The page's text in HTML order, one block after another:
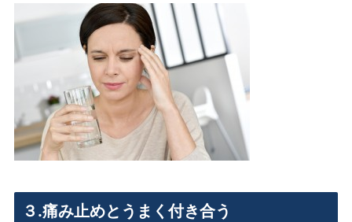
３.痛み止めとうまく付き合う